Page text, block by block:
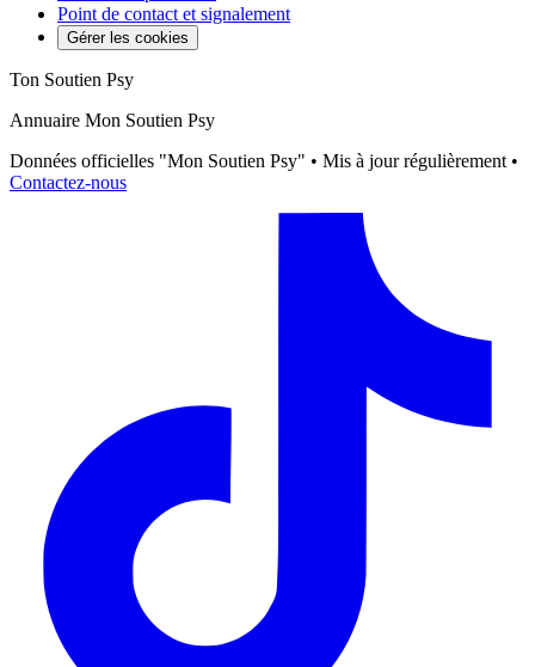
Point de contact et signalement
Gérer les cookies
Ton Soutien Psy
Annuaire Mon Soutien Psy
Données officielles "Mon Soutien Psy" • Mis à jour régulièrement •
Contactez-nous